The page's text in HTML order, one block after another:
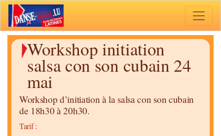
Workshop initiation
salsa con son cubain 24
mai
Workshop d’initiation à la salsa con son cubain
de 18h30 à 20h30.
Tarif :